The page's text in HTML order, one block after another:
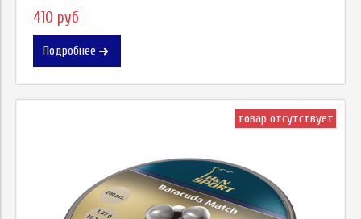
410 руб
Подробнее
товар отсутствует